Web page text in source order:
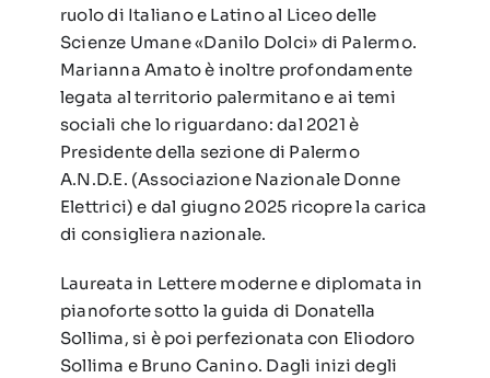
ruolo di Italiano e Latino al Liceo delle
Scienze Umane «Danilo Dolci» di Palermo.
Marianna Amato è inoltre profondamente
legata al territorio palermitano e ai temi
sociali che lo riguardano: dal 2021 è
Presidente della sezione di Palermo
A.N.D.E. (Associazione Nazionale Donne
Elettrici) e dal giugno 2025 ricopre la carica
di consigliera nazionale.
Laureata in Lettere moderne e diplomata in
pianoforte sotto la guida di Donatella
Sollima, si è poi perfezionata con Eliodoro
Sollima e Bruno Canino. Dagli inizi degli